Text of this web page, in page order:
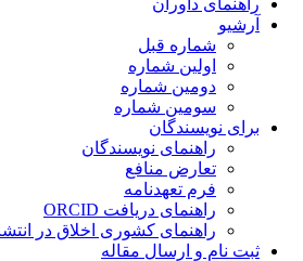
راهنمای داوران
آرشیو
شماره قبل
اولین شماره
دومین شماره
سومین شماره
برای نویسندگان
راهنمای نویسندگان
تعارض منافع
فرم تعهدنامه
راهنمای دریافت ORCID
راهنمای کشوری اخلاق در انتشار
ثبت نام و ارسال مقاله